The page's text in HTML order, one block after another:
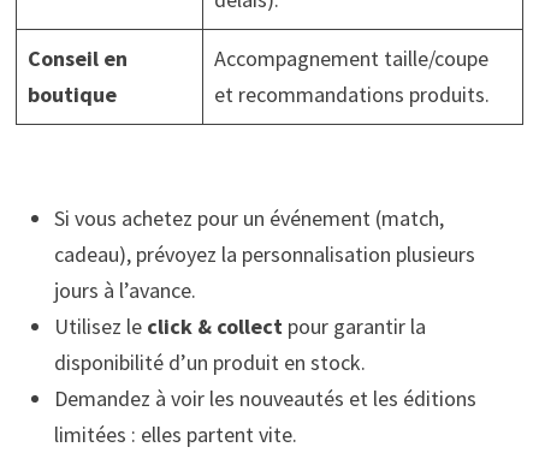
Conseil en
boutique
Accompagnement taille/coupe
et recommandations produits.
Si vous achetez pour un événement (match,
cadeau), prévoyez la personnalisation plusieurs
jours à l’avance.
Utilisez le click & collectpour garantir la
disponibilité d’un produit en stock.
Demandez à voir les nouveautés et les éditions
limitées : elles partent vite.